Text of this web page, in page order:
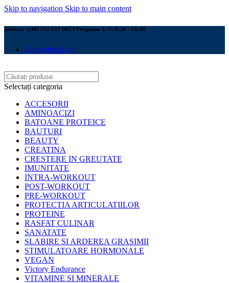
Skip to navigation Skip to main content
Telefon: +(40) 752 233 905 I Program: L-V: 8:30 - 16:30
Contactează-ne
Selectați categoria
ACCESORII
AMINOACIZI
BATOANE PROTEICE
BAUTURI
BEAUTY
CREATINA
CRESTERE IN GREUTATE
IMUNITATE
INTRA-WORKOUT
POST-WORKOUT
PRE-WORKOUT
PROTECTIA ARTICULATIILOR
PROTEINE
RASFAT CULINAR
SANATATE
SLABIRE SI ARDEREA GRASIMII
STIMULATOARE HORMONALE
VEGAN
Victory Endurance
VITAMINE SI MINERALE